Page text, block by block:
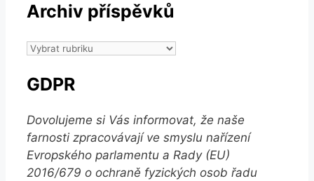
Archiv příspěvků
Archiv
GDPR
Dovolujeme si Vás informovat, že naše
farnosti zpracovávají ve smyslu nařízení
Evropského parlamentu a Rady (EU)
2016/679 o ochraně fyzických osob řadu